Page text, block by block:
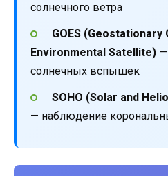
солнечного ветра
GOES (Geostationary
Environmental Satellite)
солнечных вспышек
SOHO (Solar and
— наблюдение